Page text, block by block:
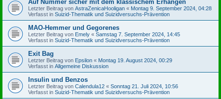
Auf Nummer sicher mit dem klassischem Erhängen
Letzter Beitrag von AstraZenicaHooligan « Montag 9. September 2024, 04:28
Verfasst in Suizid-Thematik und Suizidversuchs-Prävention
MAO-Hemmer und Gegorenes
Letzter Beitrag von Emely « Samstag 7. September 2024, 14:45
Verfasst in Suizid-Thematik und Suizidversuchs-Prävention
Exit Bag
Letzter Beitrag von Epsilon « Montag 19. August 2024, 00:29
Verfasst in Allgemeine Diskussion
Insulin und Benzos
Letzter Beitrag von Calendula12 « Sonntag 21. Juli 2024, 10:56
Verfasst in Suizid-Thematik und Suizidversuchs-Prävention